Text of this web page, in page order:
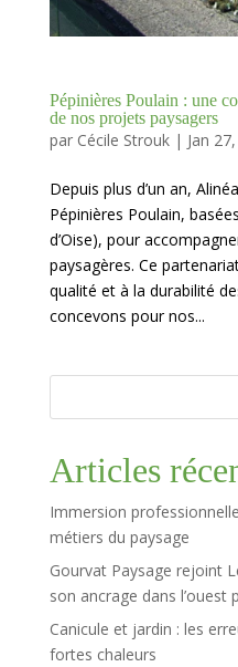
Pépinières Poulain : une
de nos projets paysagers
par Cécile Strouk| Jan
Depuis plus d’un an,
Pépinières Poulain,
d’Oise), pour
paysagères. Ce
qualité et à la durabilité
concevons pour nos...
Articles
Immersion
métiers du paysage
Gourvat Paysage rejoint
son ancrage dans l’ouest
Canicule et jardin : les
fortes chaleurs